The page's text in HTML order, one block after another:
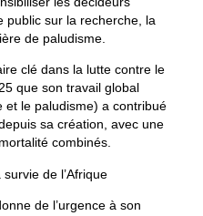
public sur la recherche, la
de paludisme.
clé dans la lutte contre le
que son travail global
et le paludisme) a contribué
sa création, avec une
combinés.
de l’Afrique
de l’urgence à son